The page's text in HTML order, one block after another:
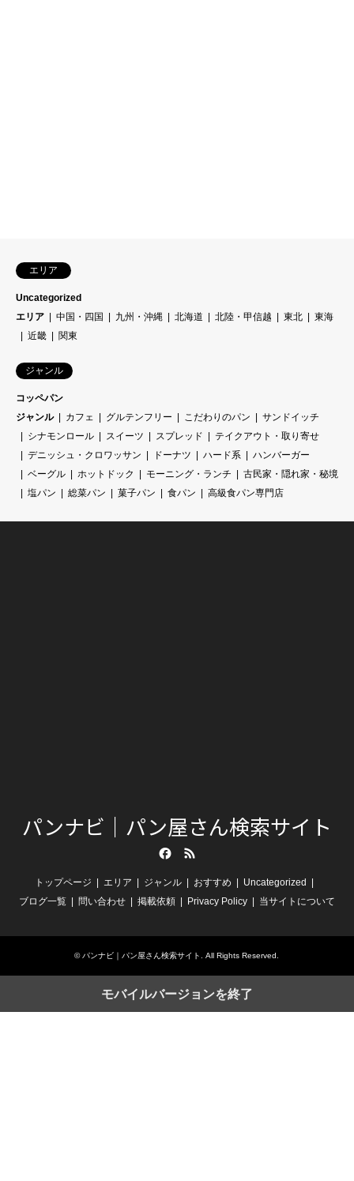
エリア
Uncategorized
エリア
中国・四国 九州・沖縄 北海道 北陸・甲信越 東北
東海
近畿
関東
ジャンル
コッペパン
ジャンル
カフェ グルテンフリー こだわりのパン
サンドイッチ
シナモンロール
スイーツ スプレッド
テイクアウト・取り寄せ
デニッシュ・クロワッサン
ドーナツ ハード系
ハンバーガー
ベーグル
ホットドック モーニング・ランチ
古民家・隠れ家・秘境
塩パン
総菜パン 菓子パン 食パン 高級食パン専門店
パンナビ｜パン屋さん検索サイト
トップページ エリア ジャンル おすすめ
Uncategorized
ブログ一覧
問い合わせ 掲載依頼 Privacy Policy 当サイトについて
© パンナビ｜パン屋さん検索サイト . All Rights Reserved.
モバイルバージョンを終了